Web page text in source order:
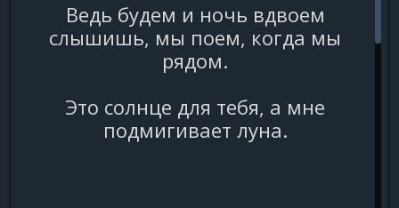
Ведь будем и ночь вдвоем
слышишь, мы поем, когда мы
рядом.
Это солнце для тебя, а мне
подмигивает луна.